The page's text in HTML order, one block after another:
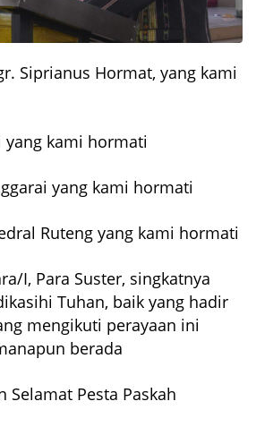
Siprianus Hormat, yang kami
yang kami hormati
yang kami hormati
Ruteng yang kami hormati
I, Para Suster, singkatnya
Tuhan, baik yang hadir
mengikuti perayaan ini
berada
Selamat Pesta Paskah